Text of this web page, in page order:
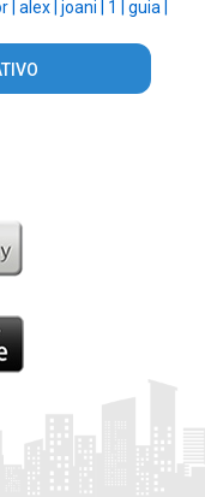
| alex | joani | 1 | guia |